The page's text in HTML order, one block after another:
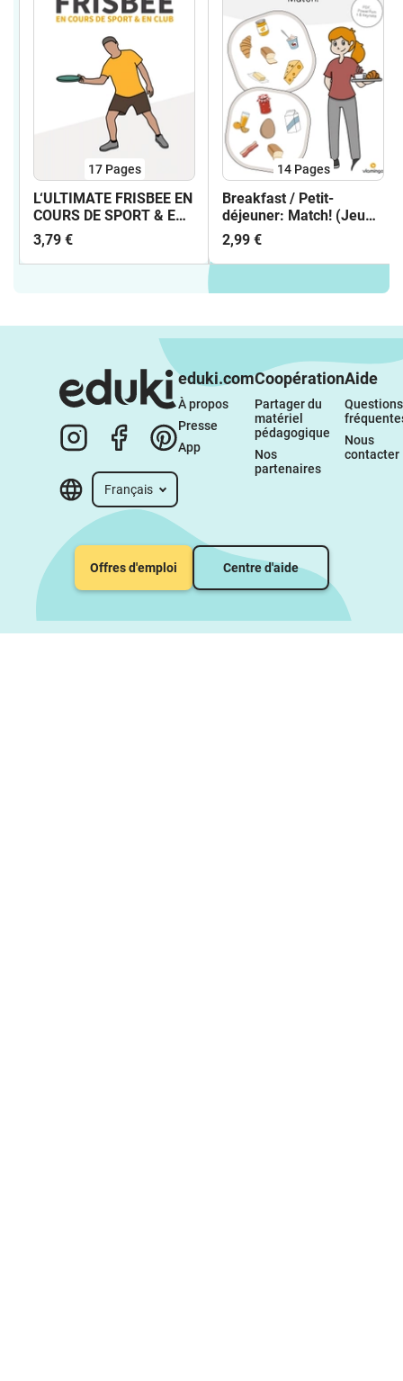
17 Pages
L‘ULTIMATE FRISBEE EN
COURS DE SPORT & EN
CLUB - CARTES
TECHNIQUES
3,79 €
14 Pages
Breakfast / Petit-
déjeuner: Match! (Jeu
pour le cours d'anglais)
2,99 €
Français
eduki.com
À propos
Presse
App
Coopération
Partager du
matériel
pédagogique
Nos
partenaires
Aide
Questions
Nous
contacter
Offres d'emploi Centre d'aide